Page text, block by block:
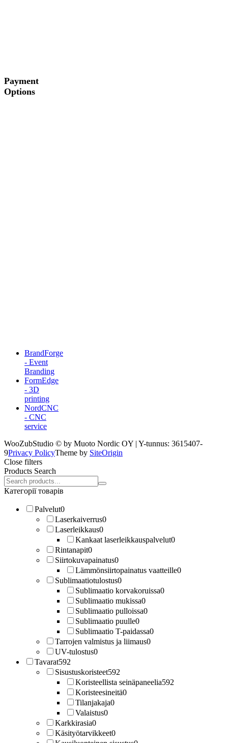
Payment
Options
BrandForge
- Event
Branding
FormEdge
- 3D
printing
NordCNC
- CNC
service
WooZubStudio © by Muoto Nordic OY | Y-tunnus: 3615407-
9Privacy PolicyTheme by SiteOrigin
Close filters
Products Search
Search
products:
Категорії товарів
Palvelut0
Laserkaiverrus0
Laserleikkaus0
Kankaat laserleikkauspalvelut0
Rintanapit0
Siirtokuvapainatus0
Lämmönsiirtopainatus vaatteille0
Sublimaatiotulostus0
Sublimaatio korvakoruissa0
Sublimaatio mukissa0
Sublimaatio pulloissa0
Sublimaatio puulle0
Sublimaatio T-paidassa0
Tarrojen valmistus ja liimaus0
UV-tulostus0
Tavarat592
Sisustuskoristeet592
Koristeellista seinäpaneelia592
Koristeesineitä0
Tilanjakaja0
Valaistus0
Karkkirasia0
Käsityötarvikkeet0